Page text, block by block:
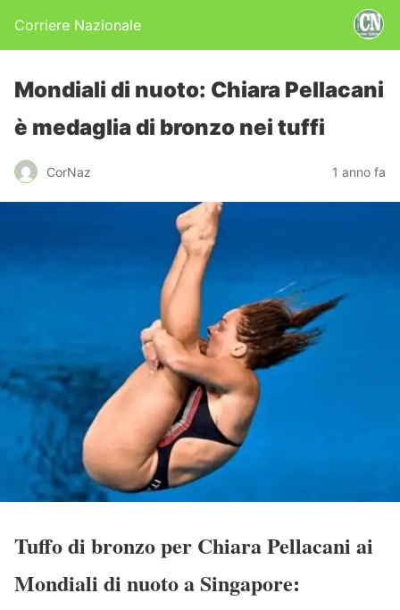
Corriere Nazionale
Mondiali di nuoto: Chiara Pellacani
è medaglia di bronzo nei tuffi
CorNaz 1 anno fa
Tuffo di bronzo per Chiara Pellacani ai
Mondiali di nuoto a Singapore: